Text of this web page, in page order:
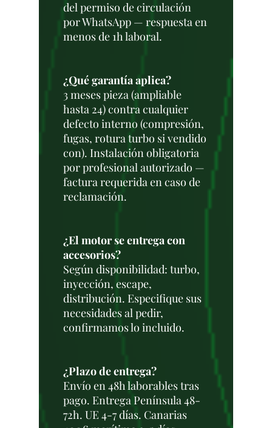
del permiso de circulación
por WhatsApp — respuesta en
menos de 1h laboral.
¿Qué garantía aplica?
3 meses pieza (ampliable
hasta 24) contra cualquier
defecto interno (compresión,
fugas, rotura turbo si vendido
con). Instalación obligatoria
por profesional autorizado —
factura requerida en caso de
reclamación.
¿El motor se entrega con
accesorios?
Según disponibilidad: turbo,
inyección, escape,
distribución. Especifique sus
necesidades al pedir,
confirmamos lo incluido.
¿Plazo de entrega?
Envío en 48h laborables tras
pago. Entrega Península 48-
72h. UE 4-7 días. Canarias